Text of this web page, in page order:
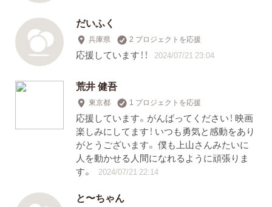
だいふく
兵庫県 2 プロジェクトを応援
応援しています！！ 2024/07/21 23:04
荒井 健吾
東京都 1 プロジェクトを応援
応援しています。がんばってください！ 映画
楽しみにしてます！ いつも勇気と感動をあり
がとうございます。 僕も上山さんみたいに
人を動かせる人間になれるように頑張りま
す。
2024/07/21 22:14
と〜ちゃん